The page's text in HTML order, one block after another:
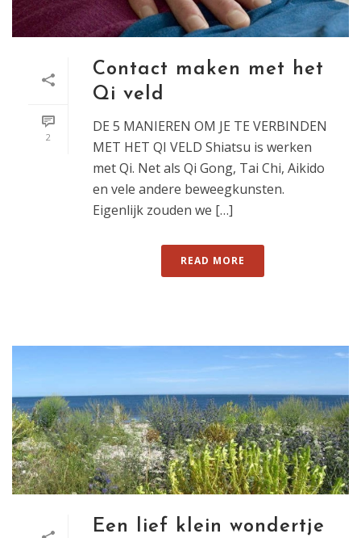
2
Contact maken met het
Qi veld
DE 5 MANIEREN OM JE TE VERBINDEN
MET HET QI VELD Shiatsu is werken
met Qi. Net als Qi Gong, Tai Chi, Aikido
en vele andere beweegkunsten.
Eigenlijk zouden we […]
READ MORE
Een lief klein wondertje